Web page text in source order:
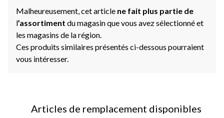
Malheureusement, cet article ne fait plus partie de
l’assortiment du magasin que vous avez sélectionné et
les magasins de la région.
Ces produits similaires présentés ci-dessous pourraient
vous intéresser.
Articles de remplacement disponibles